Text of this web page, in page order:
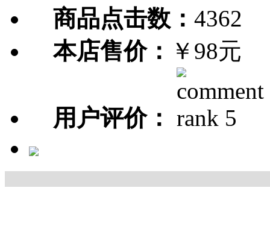
商品点击数： 4362
本店售价： ￥98元
用户评价：